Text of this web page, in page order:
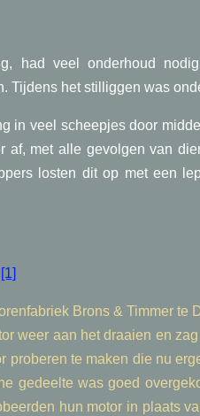
had veel onderhoud
Tijdens het stilliggen was
in veel scheepjes door
af, met alle gevolgen van
losten dit op met een
[1]
Brons & Timmer te
weer aan het draaien en
proberen te maken die nu
gedeelte was goed
hun motor in plaats